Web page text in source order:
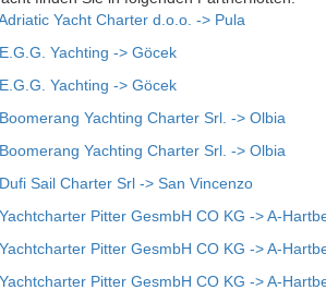
Yacht Charter d.o.o. -> Pula
Yachting -> Göcek
Yachting -> Göcek
Yachting Charter Srl. -> Olbia
Yachting Charter Srl. -> Olbia
Sail Charter Srl -> San Vincenzo
Pitter GesmbH CO KG -> A-
Pitter GesmbH CO KG -> A-
Pitter GesmbH CO KG -> A-